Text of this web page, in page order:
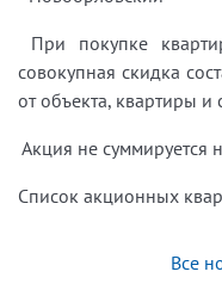
При покупке
совокупная скидка
от объекта, квартиры
Акция не суммируется
Список акционных
Все